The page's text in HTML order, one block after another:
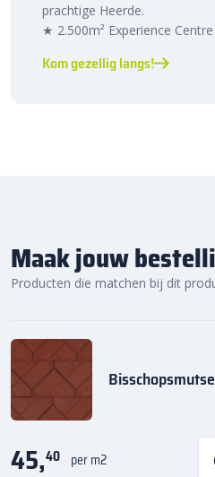
prachtige Heerde.
★ 2.500m² Experience
Kom gezellig langs!
Maak jouw
Producten die matchen bij dit
45,40 per m2